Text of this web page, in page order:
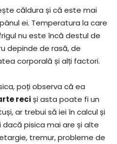
căldura și că este mai
ei. Temperatura la care
nu este încă destul de
depinde de rasă, de
corporală și alți factori.
poți observa că ea
reciși asta poate fi un
ar trebui să iei în calcul și
pisica mai are și alte
tremur, probleme de